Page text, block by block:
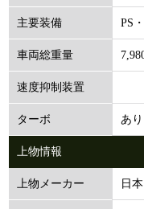
主要装備 PS
車両総重量
速度抑制装置
ターボ あり
上物情報
上物メーカー 日